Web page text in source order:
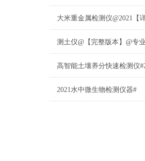
2021水中微生物检测仪器#